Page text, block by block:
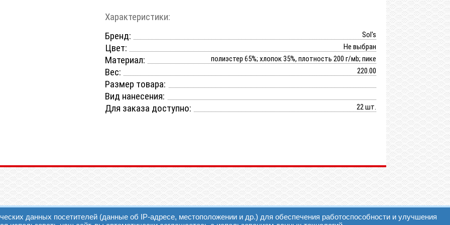
Характеристики:
Бренд:
Sol's
Цвет: Не выбран
Материал: полиэстер 65%; хлопок 35%, плотность 200 г/мb; пике
Вес: 220.00
Размер товара:
Вид нанесения:
Для заказа доступно:
22 шт.
Разработка и поддержка сайта:
компания NetRoom
данных посетителей (данные об IP-адресе, местоположении и др.) для обеспечения работоспособности и улучшения